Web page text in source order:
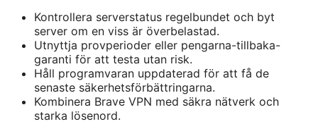
Kontrollera serverstatus regelbundet och byt
server om en viss är överbelastad.
Utnyttja provperioder eller pengarna-tillbaka-
garanti för att testa utan risk.
Håll programvaran uppdaterad för att få de
senaste säkerhetsförbättringarna.
Kombinera Brave VPN med säkra nätverk och
starka lösenord.